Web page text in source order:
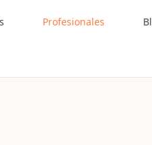
Profesionales